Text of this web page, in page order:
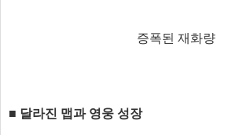
증폭된 재화량
■ 달라진 맵과 영웅 성장